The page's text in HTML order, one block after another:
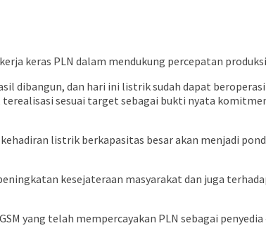
keras PLN dalam mendukung percepatan
dibangun, dan hari ini listrik sudah dapat
sesuai target sebagai bukti nyata
listrik berkapasitas besar akan menjadi
kesejateraan masyarakat dan juga
yang telah mempercayakan PLN sebagai